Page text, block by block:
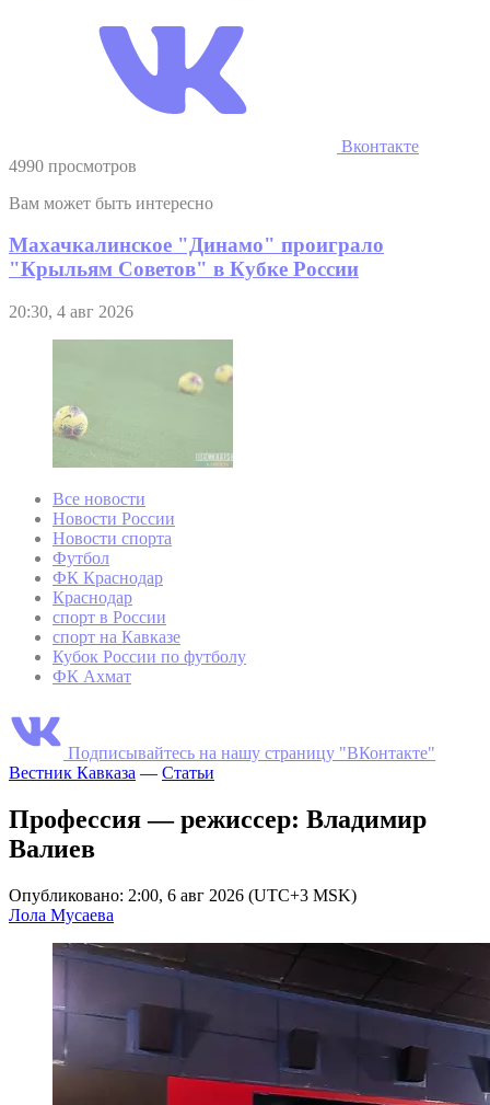
Вконтакте
4990 просмотров
Вам может быть интересно
Махачкалинское "Динамо" проиграло
"Крыльям Советов" в Кубке России
20:30, 4 авг 2026
Все новости
Новости России
Новости спорта
Футбол
ФК Краснодар
Краснодар
спорт в России
спорт на Кавказе
Кубок России по футболу
ФК Ахмат
Подписывайтесь на нашу страницу "ВКонтакте"
Вестник Кавказа — Статьи
Профессия — режиссер: Владимир
Валиев
Опубликовано: 2:00, 6 авг 2026 (UTC+3 MSK)
Лола Мусаева